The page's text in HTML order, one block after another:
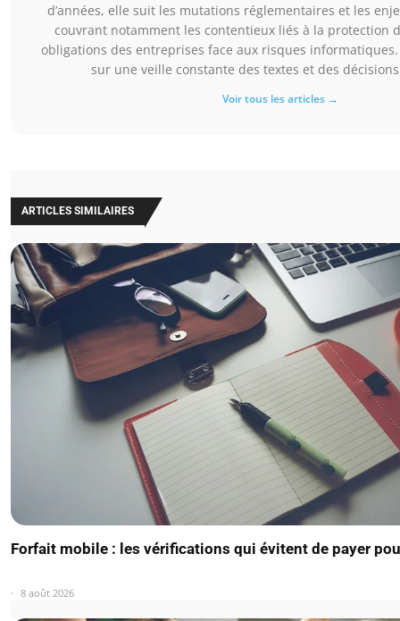
d’années, elle suit les mutations réglementaires et les
couvrant notamment les contentieux liés à la protection
obligations des entreprises face aux risques informatiques.
sur une veille constante des textes et des
Voir tous les articles →
ARTICLES SIMILAIRES
Forfait mobile : les vérifications qui évitent de payer
8 août 2026